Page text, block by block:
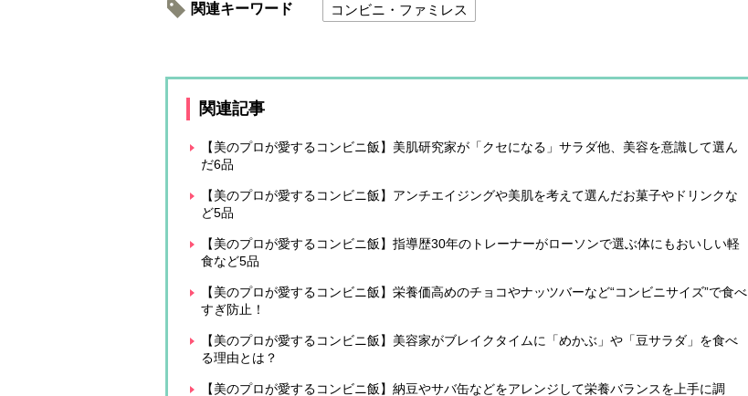
関連キーワード コンビニ・ファミレス
関連記事
【美のプロが愛するコンビニ飯】美肌研究家が「クセになる」サラダ他、美容を意識して選ん
だ6品
【美のプロが愛するコンビニ飯】アンチエイジングや美肌を考えて選んだお菓子やドリンクな
ど5品
【美のプロが愛するコンビニ飯】指導歴30年のトレーナーがローソンで選ぶ体にもおいしい軽
食など5品
【美のプロが愛するコンビニ飯】栄養価高めのチョコやナッツバーなど“コンビニサイズ”で食べ
すぎ防止！
【美のプロが愛するコンビニ飯】美容家がブレイクタイムに「めかぶ」や「豆サラダ」を食べ
る理由とは？
【美のプロが愛するコンビニ飯】納豆やサバ缶などをアレンジして栄養バランスを上手に調